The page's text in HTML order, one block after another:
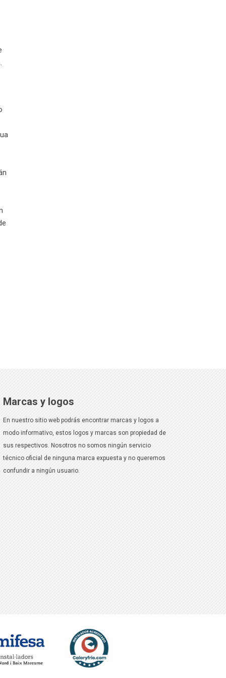
Marcas y logos
En nuestro sitio web podrás encontrar marcas y logos a
modo informativo, estos logos y marcas son propiedad de
sus respectivos. Nosotros no somos ningún servicio
técnico oficial de ninguna marca expuesta y no queremos
confundir a ningún usuario.